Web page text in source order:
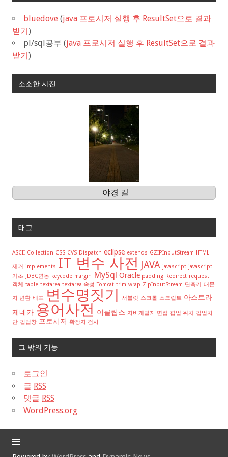
bluedove (java 프로시저 실행 후 ResultSet으로 결과
받기)
pl/sql공부 (java 프로시저 실행 후 ResultSet으로 결과
받기)
소소한 사진
야경 길
태그
ASCII Collection CSS CVS Dispatch eclipse extends GZIPInputStream HTML
제거 implements IT 변수 사전 JAVA javascript javascript
기초
JDBC연동 keycode margin MySql Oracle padding Redirect request
객체
table textarea textarea 속성 Tomcat trim wrap ZipInputStream 단축키 대문
자 변환 배포 변수명짓기 서블릿 스크롤 스크립트 아스트라
제네카 용어사전 이클립스 자바개발자 면접 팝업 위치
팝업차
단 팝업창 프로시저 확장자 검사
그 밖의 기능
로그인
글 RSS
댓글 RSS
WordPress.org